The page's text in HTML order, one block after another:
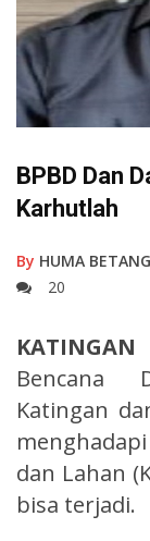
BPBD Dan
Karhutlah
By HUMA BETANG
20
Bencana
Katingan
dan Lahan
bisa terjadi.